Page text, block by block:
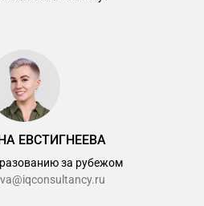
ЕВСТИГНЕЕВА
за рубежом